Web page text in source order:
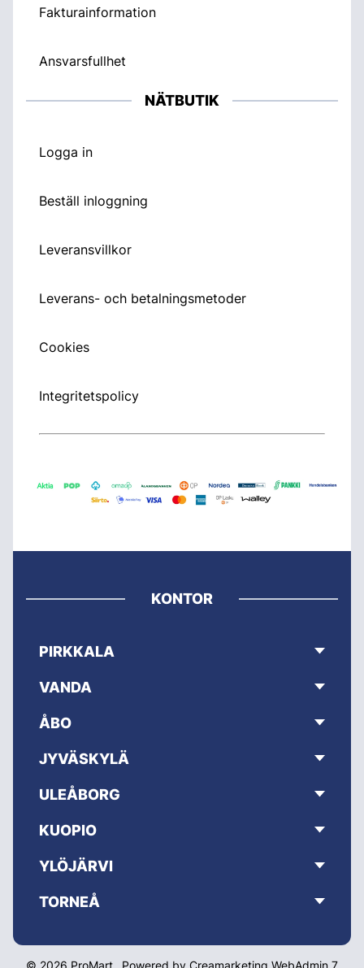
Fakturainformation
Ansvarsfullhet
NÄTBUTIK
Logga in
Beställ inloggning
Leveransvillkor
Leverans- och betalningsmetoder
Cookies
Integritetspolicy
KONTOR
PIRKKALA
VANDA
ÅBO
JYVÄSKYLÄ
ULEÅBORG
KUOPIO
YLÖJÄRVI
TORNEÅ
© 2026 ProMart Powered by Creamarketing WebAdmin 7